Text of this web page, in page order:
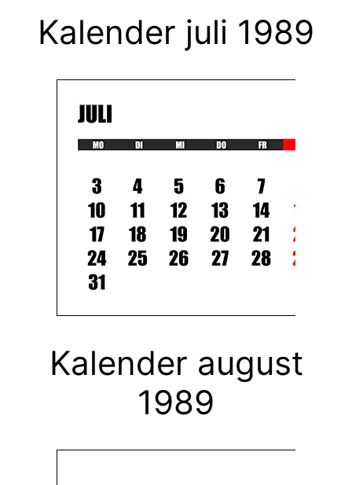
Kalender juli 1989
Kalender august
1989